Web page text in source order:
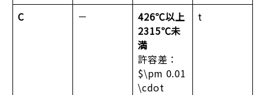
C －
426℃以上
2315℃未
満
許容差：
$\pm 0.01
\cdot
t